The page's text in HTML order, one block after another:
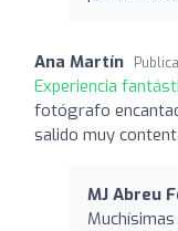
Ana Martín
Experiencia
fotógrafo
salido muy
MJ Abreu